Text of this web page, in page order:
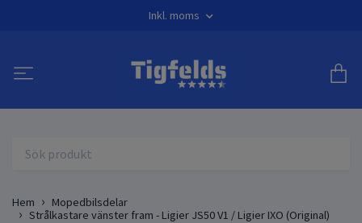
Inkl. moms
Hem
Mopedbilsdelar
Strålkastare vänster fram - Ligier JS50 V1 / Ligier IXO (Original)